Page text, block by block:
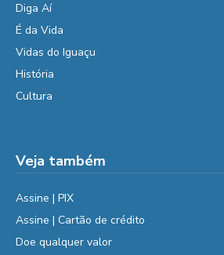
Diga Aí
É da Vida
Vidas do Iguaçu
História
Cultura
Veja também
Assine | PIX
Assine | Cartão de crédito
Doe qualquer valor